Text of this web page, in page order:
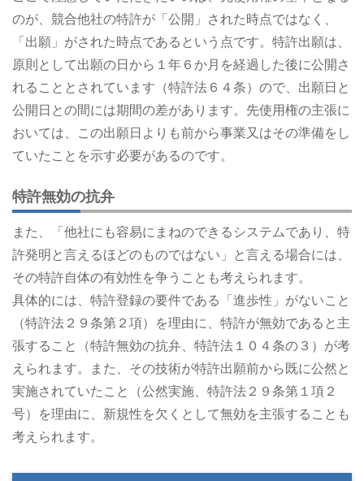
のが、競合他社の特許が「公開」された時点ではなく、
「出願」がされた時点であるという点です。特許出願は、
原則として出願の日から１年６か月を経過した後に公開さ
れることとされています（特許法６４条）ので、出願日と
公開日との間には期間の差があります。先使用権の主張に
おいては、この出願日よりも前から事業又はその準備をし
ていたことを示す必要があるのです。
特許無効の抗弁
また、「他社にも容易にまねのできるシステムであり、特
許発明と言えるほどのものではない」と言える場合には、
その特許自体の有効性を争うことも考えられます。
具体的には、特許登録の要件である「進歩性」がないこと
（特許法２９条第２項）を理由に、特許が無効であると主
張すること（特許無効の抗弁、特許法１０４条の３）が考
えられます。また、その技術が特許出願前から既に公然と
実施されていたこと（公然実施、特許法２９条第１項２
号）を理由に、新規性を欠くとして無効を主張することも
考えられます。